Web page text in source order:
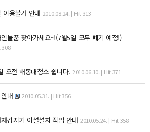
이용불가 안내 2010.08.24. | Hit 313
물품 찾아가세요~!(7월5일 모두 폐기 예정!)
308
오전 해동대청소 쉽니다. 2010.06.10. | Hit 371
내 2010.05.31. | Hit 356
감지기 이설설치 작업 안내 2010.05.24. | Hit 358